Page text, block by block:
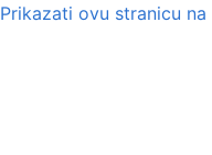
Prikazati ovu stranicu na